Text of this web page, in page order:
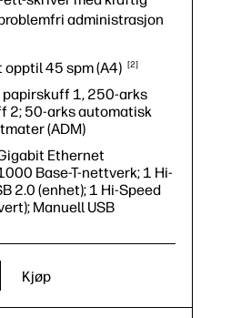
administrasjon
opptil 45 spm(A4) 2
1, 250-arks
2; 50-arks automatisk
(ADM)
Ethernet
Base-T-nettverk; 1 Hi-
2.0 (enhet); 1 Hi-Speed
Manuell USB
Kjøp